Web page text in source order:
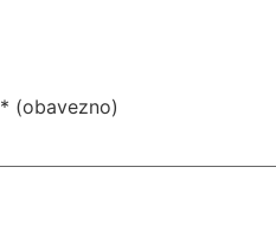
* (obavezno)